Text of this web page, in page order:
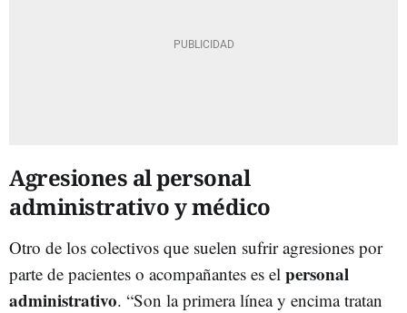
Agresiones al personal
administrativo y médico
Otro de los colectivos que suelen sufrir agresiones por
parte de pacientes o acompañantes es el personal
administrativo. “Son la primera línea y encima tratan